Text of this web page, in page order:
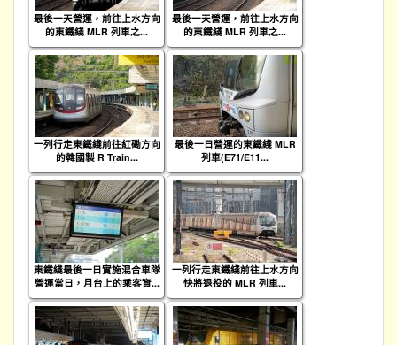
最後一天營運，前往上水方向
的東鐵綫 MLR 列車之...
最後一天營運，前往上水方向
的東鐵綫 MLR 列車之...
一列行走東鐵綫前往紅磡方向
的韓國製 R Train...
最後一日營運的東鐵綫 MLR
列車(E71/E11...
東鐵綫最後一日實施混合車隊
營運當日，月台上的乘客資...
一列行走東鐵綫前往上水方向
快將退役的 MLR 列車...